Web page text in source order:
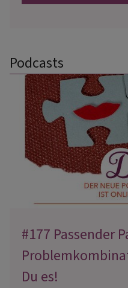
Podcasts
#177 Passender
Du es!